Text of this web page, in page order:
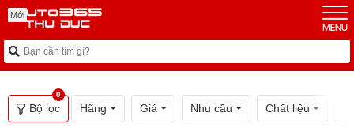
Bộ lọc
0
Hãng Giá Nhu cầu Chất liệu
Mới
Mới
Mới